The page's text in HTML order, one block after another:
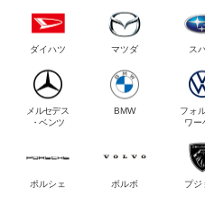
ダイハツ マツダ ス
メルセデス
・ベンツ
BMW
フォ
ワー
ポルシェ ボルボ プジ